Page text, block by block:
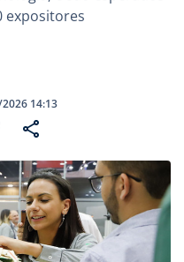
expositores
14:13